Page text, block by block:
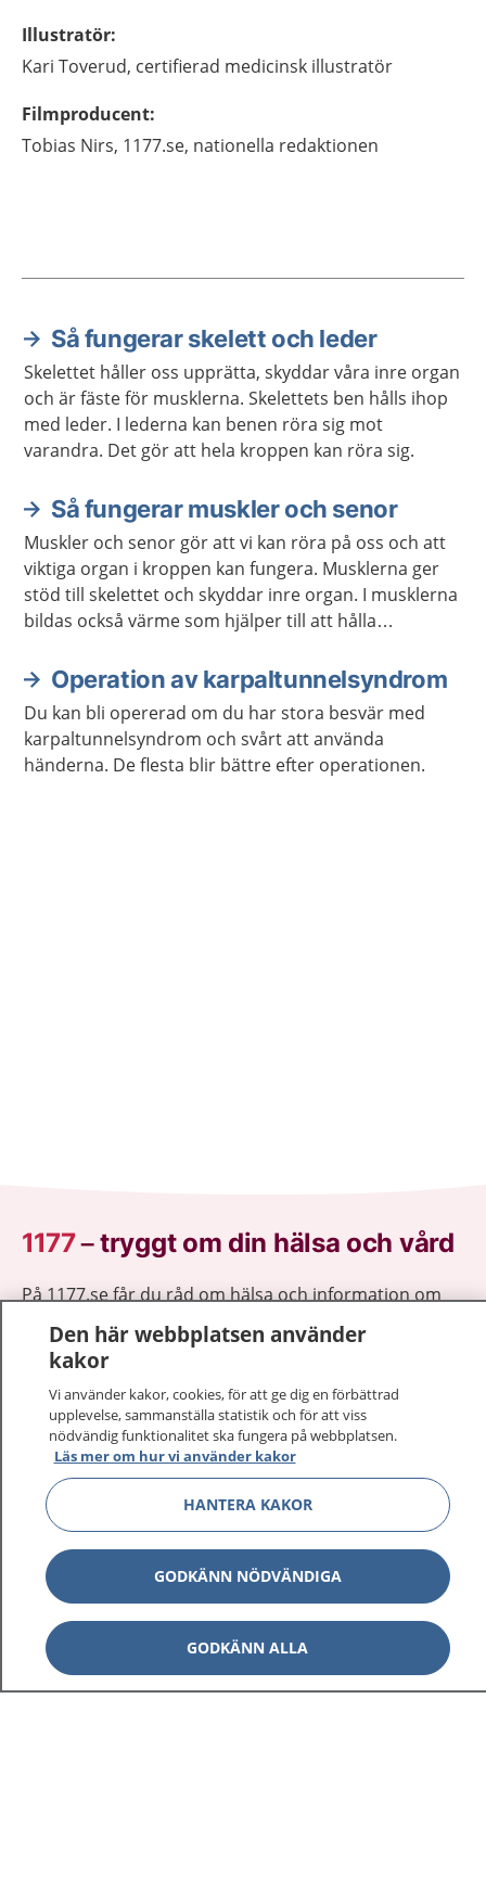
Illustratör:
Kari Toverud, certifierad medicinsk illustratör
Filmproducent:
Tobias Nirs, 1177.se, nationella redaktionen
Aktuella artiklar
Så fungerar skelett och leder
Skelettet håller oss upprätta, skyddar våra inre organ
och är fäste för musklerna. Skelettets ben hålls ihop
med leder. I lederna kan benen röra sig mot
varandra. Det gör att hela kroppen kan röra sig.
Så fungerar muskler och senor
Muskler och senor gör att vi kan röra på oss och att
viktiga organ i kroppen kan fungera. Musklerna ger
stöd till skelettet och skyddar inre organ. I musklerna
bildas också värme som hjälper till att hålla
Operation av karpaltunnelsyndrom
Du kan bli opererad om du har stora besvär med
karpaltunnelsyndrom och svårt att använda
händerna. De flesta blir bättre efter operationen.
1177–tryggt om din hälsa och vård
På 1177.se får du råd om hälsa och information om
sjukdomar och vilka mottagningar du kan kontakta.
Logga in för att läsa din journal och göra dina
vårdärenden. Ring telefonnummer 1177 för
sjukvårdsrådgivning dygnet runt.
1177 ger dig råd när du vill må bättre.
1177 på flera språk Visa
Om 1177 Visa
Kontakt Visa
Den här webbplatsen använder
kakor
Vi använder kakor, cookies, för att ge dig en förbättrad
upplevelse, sammanställa statistik och för att viss
nödvändig funktionalitet ska fungera på webbplatsen.
Läs mer om hur vi använder kakor
HANTERA KAKOR
GODKÄNN NÖDVÄNDIGA
GODKÄNN ALLA